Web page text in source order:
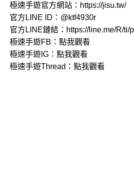
極速手遊官方網站： https://jisu.tw/
官方LINE ID： @ktf4930r
官方LINE鏈結： https://line.me/R/ti/
極速手遊FB： 點我觀看
極速手遊IG： 點我觀看
極速手遊Thread： 點我觀看